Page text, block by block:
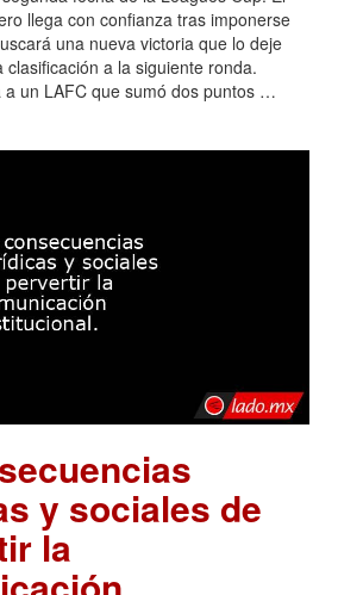
llega con confianza tras imponerse
una nueva victoria que lo deje
clasificación a la siguiente ronda.
a un LAFC que sumó dos puntos …
y sociales de
la